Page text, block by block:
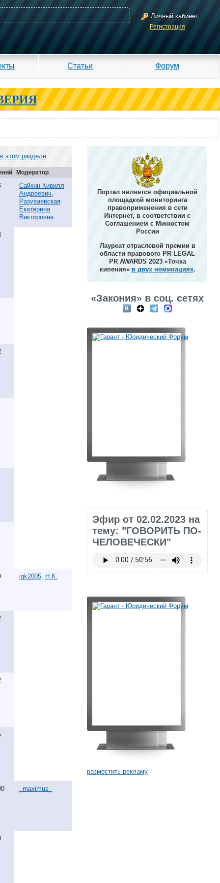
Личный кабинет
Регистрация
Статьи Форум
этом разделе
Модератор
Сайкин Кирилл
Андреевич,
Разуваевская
Екатерина
Викторовна
igk2005, Н.К.
_maximus_
Портал является официальной
площадкой мониторинга
правоприменения в сети
Интернет, в соответствии с
Соглашением с Минюстом
России
Лауреат отраслевой премии в
области правового PR LEGAL
PR AWARDS 2023 «Точка
кипения» в двух номинациях.
«Закония» в соц. сетях
Эфир от 02.02.2023 на
тему: "ГОВОРИТЬ ПО-
ЧЕЛОВЕЧЕСКИ"
разместить рекламу